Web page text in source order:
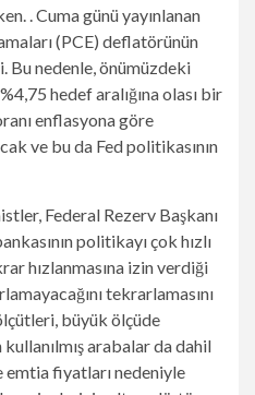
. Cuma günü yayınlanan
(PCE) deflatörünün
Bu nedenle, önümüzdeki
hedef aralığına olası bir
enflasyona göre
ve bu da Fed politikasının
Federal Rezerv Başkanı
politikayı çok hızlı
hızlanmasına izin verdiği
tekrarlamasını
büyük ölçüde
arabalar da dahil
emtia fiyatları nedeniyle